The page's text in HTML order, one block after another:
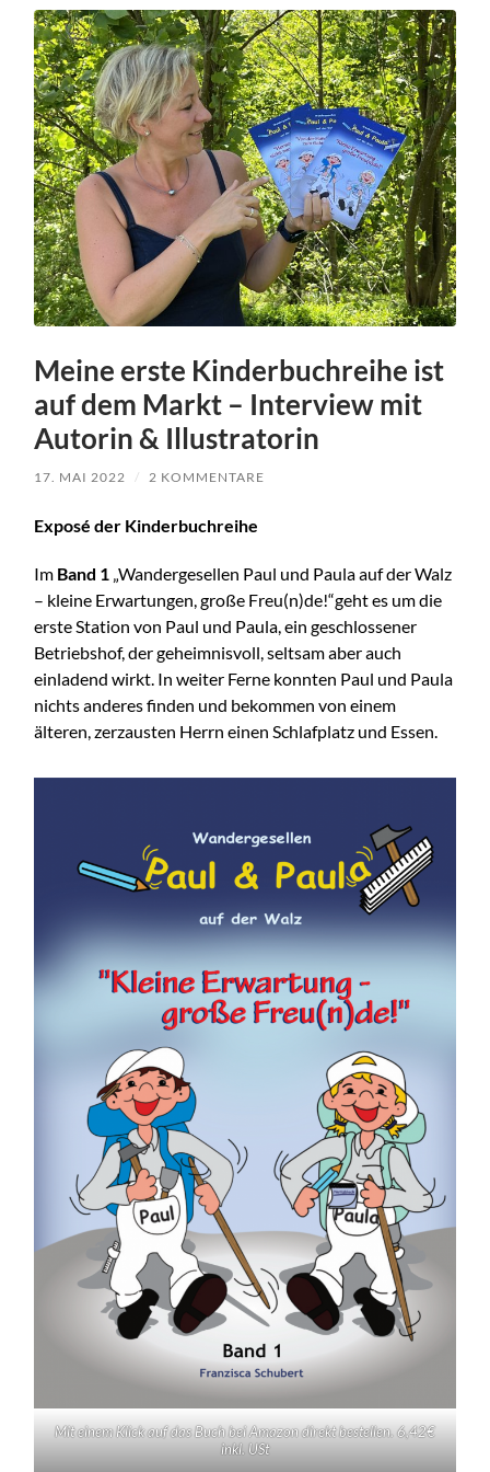
Meine erste Kinderbuchreihe ist
auf dem Markt – Interview mit
Autorin & Illustratorin
17. MAI 2022 / 2 KOMMENTARE
Exposé der Kinderbuchreihe
Im Band 1 „Wandergesellen Paul und Paula auf der Walz
– kleine Erwartungen, große Freu(n)de!“geht es um die
erste Station von Paul und Paula, ein geschlossener
Betriebshof, der geheimnisvoll, seltsam aber auch
einladend wirkt. In weiter Ferne konnten Paul und Paula
nichts anderes finden und bekommen von einem
älteren, zerzausten Herrn einen Schlafplatz und Essen.
Mit einem Klick auf das Buch bei Amazon direkt bestellen. 6,42€
inkl. USt